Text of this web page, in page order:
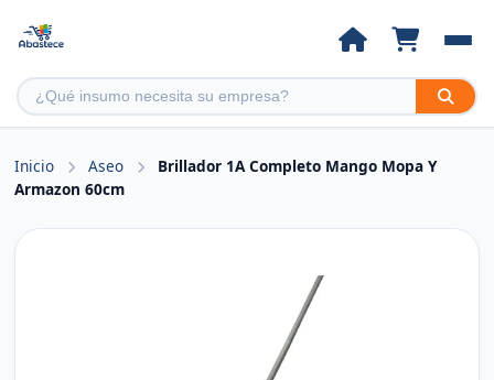
Inicio Aseo
Brillador 1A Completo Mango Mopa Y
Armazon 60cm